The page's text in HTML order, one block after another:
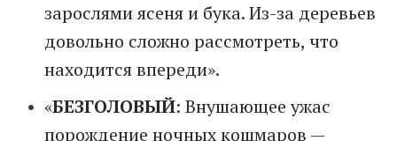
зарослями ясеня и бука. Из-за деревьев
довольно сложно рассмотреть, что
находится впереди».
«БЕЗГОЛОВЫЙ: Внушающее ужас
порождение ночных кошмаров —